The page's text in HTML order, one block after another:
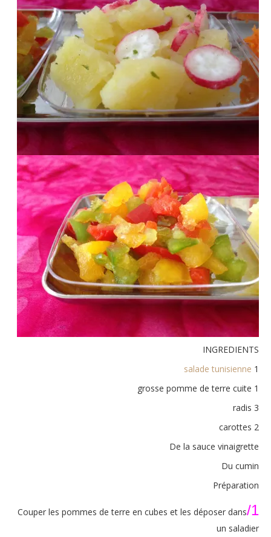
INGREDIENTS
1
salade tunisienne
1 grosse pomme de terre cuite
3 radis
2 carottes
De la sauce vinaigrette
Du cumin
Préparation
1/
Couper les pommes de terre en cubes et les déposer dans
un saladier